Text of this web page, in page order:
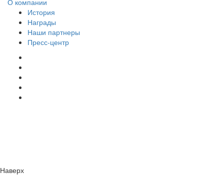
История
Награды
Наши партнеры
Пресс-центр
Наверх